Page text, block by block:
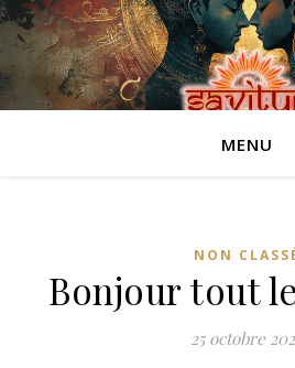
MENU
NON
Bonjour tout
25 octobre